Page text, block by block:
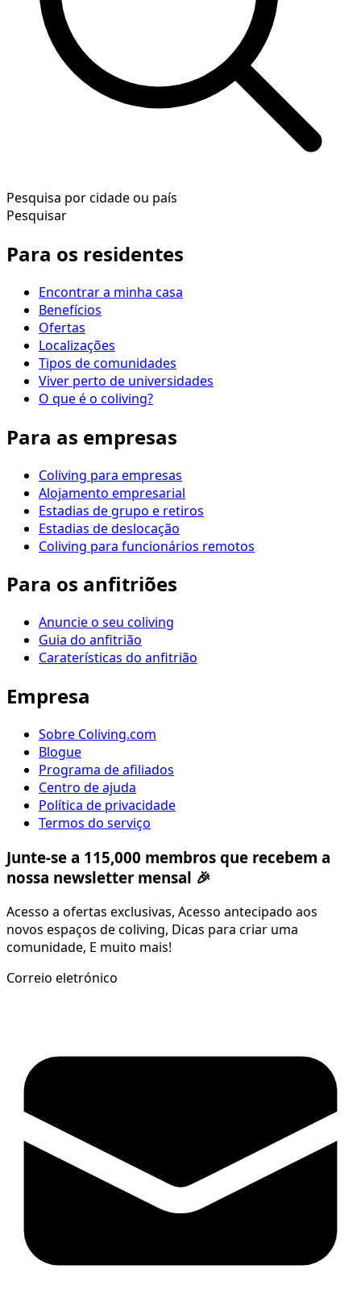
Pesquisa por cidade ou país
Pesquisar
Para os residentes
Encontrar a minha casa
Benefícios
Ofertas
Localizações
Tipos de comunidades
Viver perto de universidades
O que é o coliving?
Para as empresas
Coliving para empresas
Alojamento empresarial
Estadias de grupo e retiros
Estadias de deslocação
Coliving para funcionários remotos
Para os anfitriões
Anuncie o seu coliving
Guia do anfitrião
Caraterísticas do anfitrião
Empresa
Sobre Coliving.com
Blogue
Programa de afiliados
Centro de ajuda
Política de privacidade
Termos do serviço
Junte-se a 115,000 membros que recebem a
nossa newsletter mensal 🎉
Acesso a ofertas exclusivas, Acesso antecipado aos
novos espaços de coliving, Dicas para criar uma
comunidade, E muito mais!
Correio eletrónico